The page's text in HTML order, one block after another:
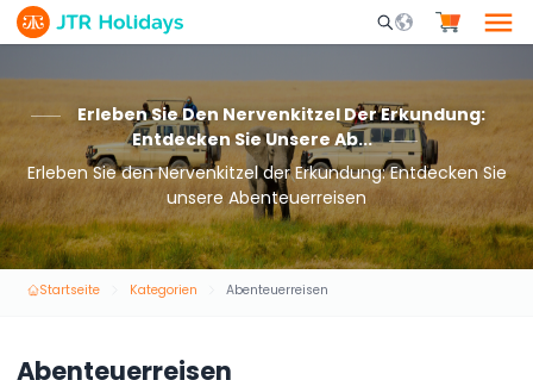
Mobile Search
Erleben Sie Den Nervenkitzel Der Erkundung:
Entdecken Sie Unsere Ab...
Erleben Sie den Nervenkitzel der Erkundung: Entdecken Sie
unsere Abenteuerreisen
Startseite Kategorien Abenteuerreisen
Abenteuerreisen